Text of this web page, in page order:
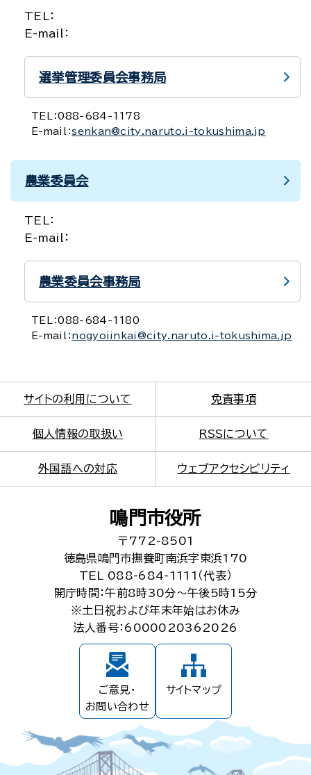
TEL：
E-mail：
選挙管理委員会事務局
TEL：088-684-1178
E-mail：senkan@city.naruto.i-tokushima.jp
農業委員会
TEL：
E-mail：
農業委員会事務局
TEL：088-684-1180
E-mail： nogyoiinkai@city.naruto.i-tokushima.jp
サイトの利用について 免責事項
個人情報の取扱い RSSについて
外国語への対応 ウェブアクセシビリティ
鳴門市役所
〒772-8501
徳島県鳴門市撫養町南浜字東浜170
TEL 088-684-1111（代表）
開庁時間：午前8時30分～午後5時15分
※土日祝および年末年始はお休み
法人番号：6000020362026
ご意見・
お問い合わせ
サイトマップ